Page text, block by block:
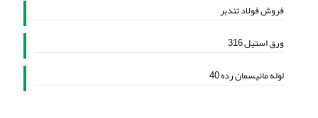
فروش فولاد تندبر
ورق استیل 316
لوله مانیسمان رده 40